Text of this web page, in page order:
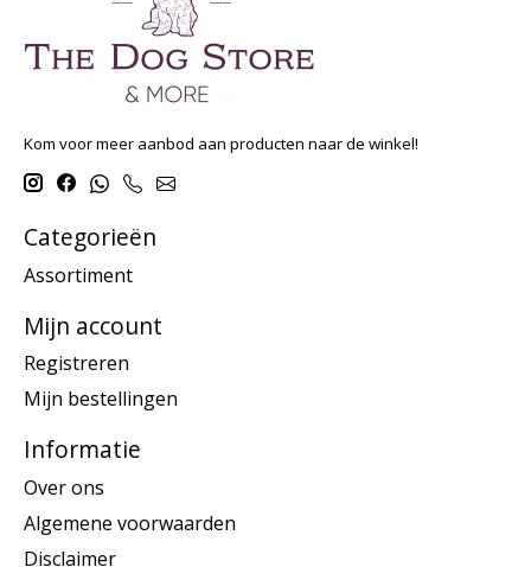
Kom voor meer aanbod aan producten naar de winkel!
Categorieën
Assortiment
Mijn account
Registreren
Mijn bestellingen
Informatie
Over ons
Algemene voorwaarden
Disclaimer